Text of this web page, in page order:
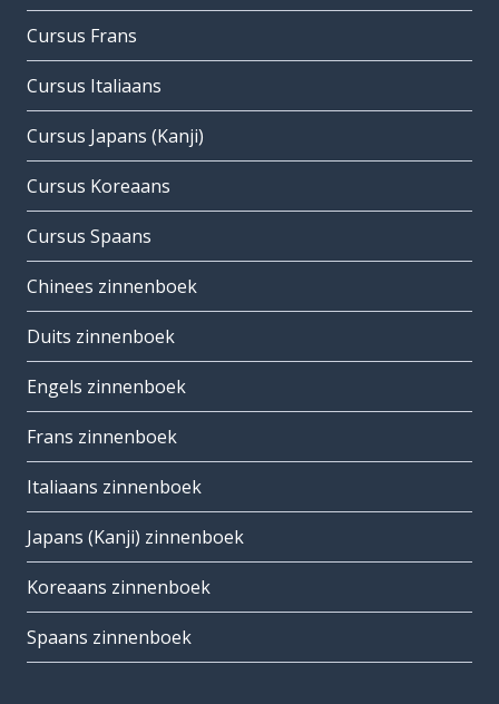
Cursus Frans
Cursus Italiaans
Cursus Japans (Kanji)
Cursus Koreaans
Cursus Spaans
Chinees zinnenboek
Duits zinnenboek
Engels zinnenboek
Frans zinnenboek
Italiaans zinnenboek
Japans (Kanji) zinnenboek
Koreaans zinnenboek
Spaans zinnenboek